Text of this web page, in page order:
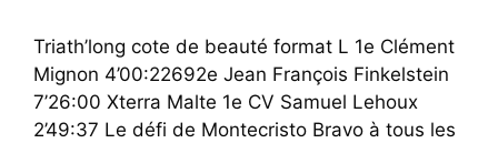
Triath’long cote de beauté format L 1e Clément
Mignon 4’00:22692e Jean François Finkelstein
7’26:00 Xterra Malte 1e CV Samuel Lehoux
2’49:37 Le défi de Montecristo Bravo à tous les